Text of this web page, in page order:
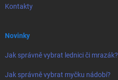
Kontakty
Novinky
Jak správně vybrat lednici či mrazák?
Jak správně vybrat myčku nádobí?